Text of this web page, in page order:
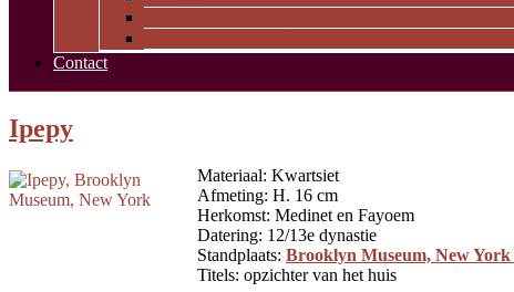
Contact
Ipepy
Materiaal: Kwartsiet
Afmeting: H. 16 cm
Herkomst: Medinet en Fayoem
Datering: 12/13e dynastie
Standplaats: Brooklyn Museum, New York
Titels: opzichter van het huis